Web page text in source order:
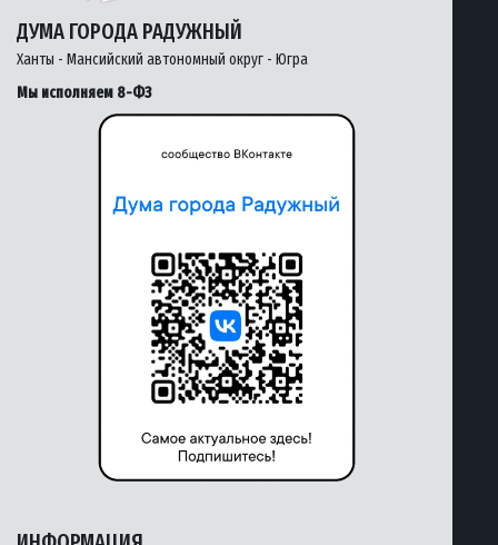
ДУМА ГОРОДА РАДУЖНЫЙ
Ханты - Мансийский автономный округ - Югра
Мы исполняем 8-ФЗ